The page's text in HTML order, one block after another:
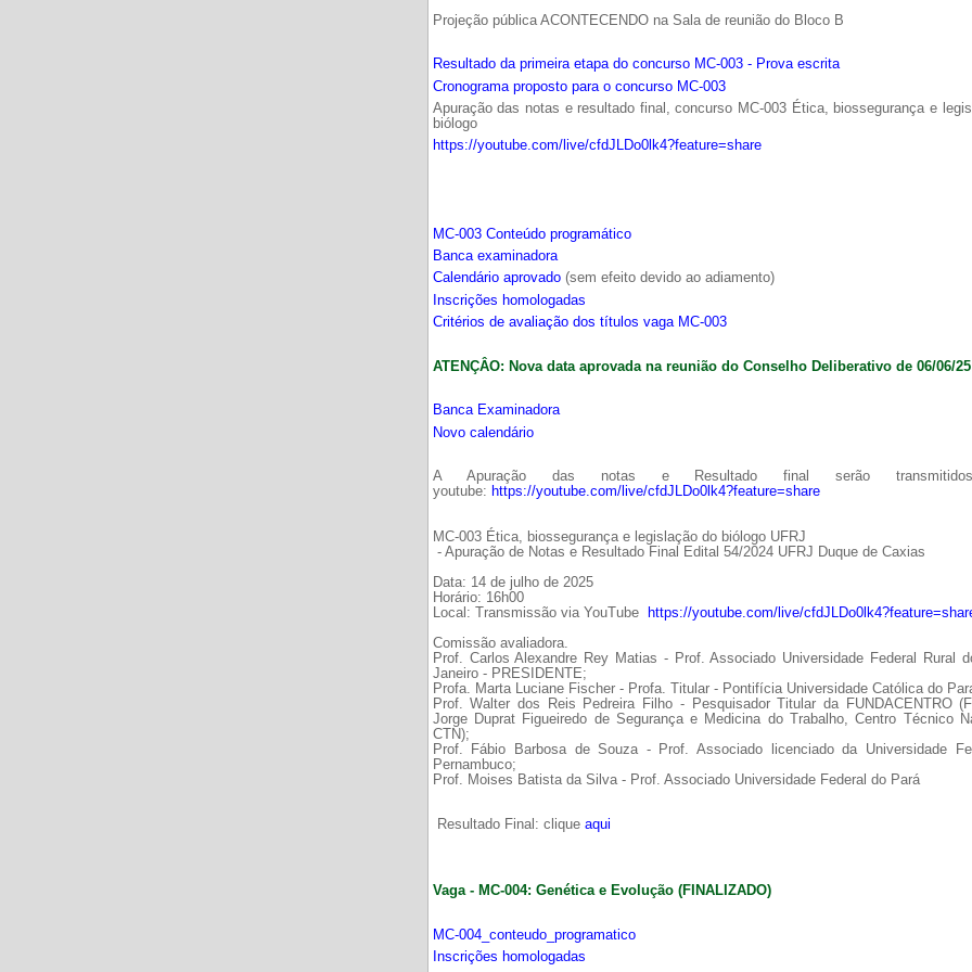
Projeção pública ACONTECENDO na Sala de reunião do Bloco B
Resultado da primeira etapa do concurso MC-003 - Prova escrita
Cronograma proposto para o concurso MC-003
Apuração das notas e resultado final, concurso MC-003 Ética, biossegurança e
biólogo
https://youtube.com/live/cfdJLDo0lk4?feature=share
MC-003 Conteúdo programático
Banca examinadora
Calendário aprovado(sem efeito devido ao adiamento)
Inscrições homologadas
Critérios de avaliação dos títulos vaga MC-003
ATENÇÂO: Nova data aprovada na reunião do Conselho Deliberativo de 06/06/25
Banca Examinadora
Novo calendário
A Apuração das notas e Resultado final serão
youtube: https://youtube.com/live/cfdJLDo0lk4?feature=share
MC-003 Ética, biossegurança e legislação do biólogo UFRJ
- Apuração de Notas e Resultado Final Edital 54/2024 UFRJ Duque de Caxias
Data: 14 de julho de 2025
Horário: 16h00
Local: Transmissão via YouTube
https://youtube.com/live/
Comissão avaliadora.
Prof. Carlos Alexandre Rey Matias - Prof. Associado Universidade Federal Rural
Janeiro - PRESIDENTE;
Profa. Marta Luciane Fischer - Profa. Titular - Pontifícia Universidade Católica do
Prof. Walter dos Reis Pedreira Filho - Pesquisador Titular da FUNDACENTRO
Jorge Duprat Figueiredo de Segurança e Medicina do Trabalho, Centro Técnico
CTN);
Prof. Fábio Barbosa de Souza - Prof. Associado licenciado da Universidade
Pernambuco;
Prof. Moises Batista da Silva - Prof. Associado Universidade Federal do Pará
Resultado Final: clique aqui
Vaga - MC-004: Genética e Evolução (FINALIZADO)
MC-004_conteudo_programatico
Inscrições homologadas